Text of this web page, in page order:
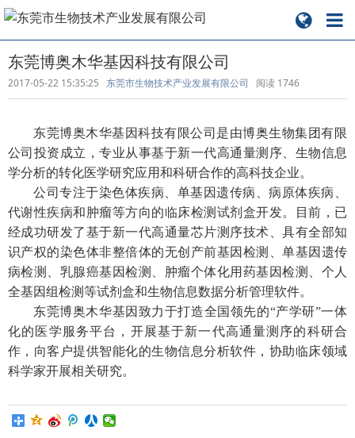
东莞博奥木华基因科技有限公司
2017-05-22 15:35:25 东莞市生物技术产业发展有限公司 阅读 1746
东莞博奥木华基因科技有限公司是由博奥生物集团有限
公司投资成立，专业从事基于新一代高通量测序、生物信息
学分析的转化医学研究应用和科研合作的高科技企业。
公司专注于染色体疾病、单基因遗传病、病原体疾病、
代谢性疾病和肿瘤等方向的临床检测试剂盒开发。目前，已
经成功研发了基于新一代高通量芯片测序技术、具有全部知
识产权的染色体非整倍体的无创产前基因检测、单基因遗传
病检测、乳腺癌基因检测、肿瘤个体化用药基因检测、个人
全基因组检测等试剂盒和生物信息数据分析管理软件。
东莞博奥木华基因致力于打造全国领先的“产学研”一体
化的医学服务平台，开展基于新一代高通量测序的科研合
作，向客户提供智能化的生物信息分析软件，协助临床领域
科学家开展相关研究。